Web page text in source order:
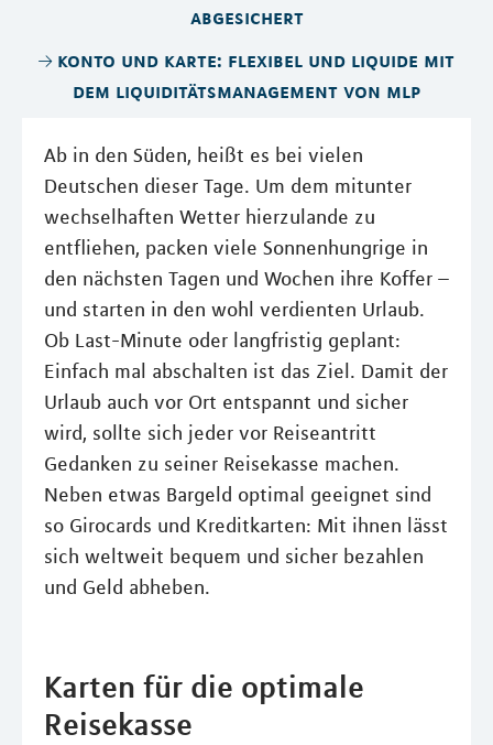
abgesichert
konto und karte: flexibel und liquide mit
dem liquiditätsmanagement von mlp
Ab in den Süden, heißt es bei vielen
Deutschen dieser Tage. Um dem mitunter
wechselhaften Wetter hierzulande zu
entfliehen, packen viele Sonnenhungrige in
den nächsten Tagen und Wochen ihre Koffer –
und starten in den wohl verdienten Urlaub.
Ob Last-Minute oder langfristig geplant:
Einfach mal abschalten ist das Ziel. Damit der
Urlaub auch vor Ort entspannt und sicher
wird, sollte sich jeder vor Reiseantritt
Gedanken zu seiner Reisekasse machen.
Neben etwas Bargeld optimal geeignet sind
so Girocards und Kreditkarten: Mit ihnen lässt
sich weltweit bequem und sicher bezahlen
und Geld abheben.
Karten für die optimale
Reisekasse